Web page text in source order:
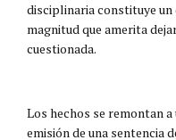
disciplinaria constituye
magnitud que amerita
cuestionada.
Los hechos se remontan
emisión de una sentencia